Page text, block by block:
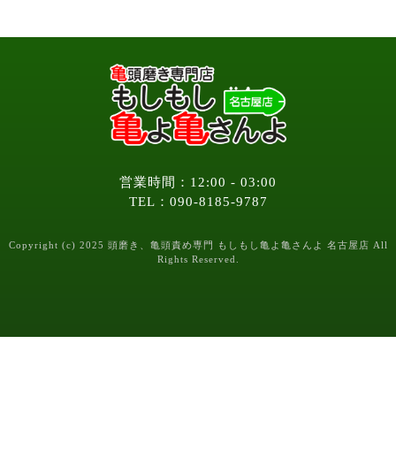
営業時間：12:00 - 03:00
TEL：090-8185-9787
Copyright (c) 2025 頭磨き、亀頭責め専門 もしもし亀よ亀さんよ 名古屋店 All
Rights Reserved.